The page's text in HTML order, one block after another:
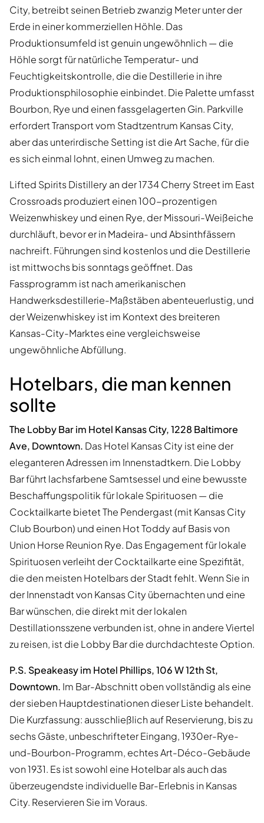
City, betreibt seinen Betrieb zwanzig Meter unter der
Erde in einer kommerziellen Höhle. Das
Produktionsumfeld ist genuin ungewöhnlich — die
Höhle sorgt für natürliche Temperatur- und
Feuchtigkeitskontrolle, die die Destillerie in ihre
Produktionsphilosophie einbindet. Die Palette umfasst
Bourbon, Rye und einen fassgelagerten Gin. Parkville
erfordert Transport vom Stadtzentrum Kansas City,
aber das unterirdische Setting ist die Art Sache, für die
es sich einmal lohnt, einen Umweg zu machen.
Lifted Spirits Distillery an der 1734 Cherry Street im East
Crossroads produziert einen 100-prozentigen
Weizenwhiskey und einen Rye, der Missouri-Weißeiche
durchläuft, bevor er in Madeira- und Absinthfässern
nachreift. Führungen sind kostenlos und die Destillerie
ist mittwochs bis sonntags geöffnet. Das
Fassprogramm ist nach amerikanischen
Handwerksdestillerie-Maßstäben abenteuerlustig, und
der Weizenwhiskey ist im Kontext des breiteren
Kansas-City-Marktes eine vergleichsweise
ungewöhnliche Abfüllung.
Hotelbars, die man kennen
sollte
The Lobby Bar im Hotel Kansas City, 1228 Baltimore
Ave, Downtown. Das Hotel Kansas City ist eine der
eleganteren Adressen im Innenstadtkern. Die Lobby
Bar führt lachsfarbene Samtsessel und eine bewusste
Beschaffungspolitik für lokale Spirituosen — die
Cocktailkarte bietet The Pendergast (mit Kansas City
Club Bourbon) und einen Hot Toddy auf Basis von
Union Horse Reunion Rye. Das Engagement für lokale
Spirituosen verleiht der Cocktailkarte eine Spezifität,
die den meisten Hotelbars der Stadt fehlt. Wenn Sie in
der Innenstadt von Kansas City übernachten und eine
Bar wünschen, die direkt mit der lokalen
Destillationsszene verbunden ist, ohne in andere Viertel
zu reisen, ist die Lobby Bar die durchdachteste Option.
P.S. Speakeasy im Hotel Phillips, 106 W 12th St,
Downtown. Im Bar-Abschnitt oben vollständig als eine
der sieben Hauptdestinationen dieser Liste behandelt.
Die Kurzfassung: ausschließlich auf Reservierung, bis zu
sechs Gäste, unbeschrifteter Eingang, 1930er-Rye-
und-Bourbon-Programm, echtes Art-Déco-Gebäude
von 1931. Es ist sowohl eine Hotelbar als auch das
überzeugendste individuelle Bar-Erlebnis in Kansas
City. Reservieren Sie im Voraus.